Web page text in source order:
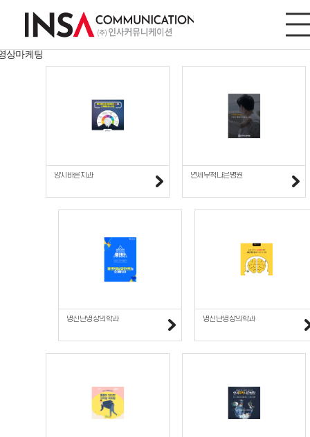
디지털마케팅
이트/모바일
디지털마케팅
상마케팅
양지바른치과 연세무척나은병원
명진단영상의학과 명진단영상의학과